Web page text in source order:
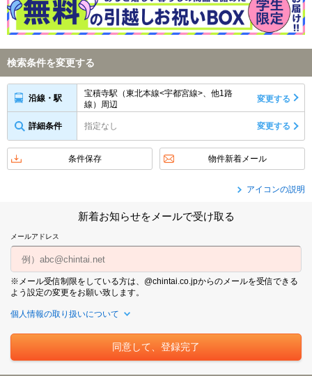
検索条件を変更する
沿線・駅
宝積寺駅（東北本線<宇都宮線>、他1路
線）周辺
変更する
詳細条件 指定なし 変更する
条件保存 物件新着メール
アイコンの説明
新着お知らせをメールで受け取る
メールアドレス
※メール受信制限をしている方は、@chintai.co.jpからのメールを受信できる
よう設定の変更をお願い致します。
個人情報の取り扱いについて